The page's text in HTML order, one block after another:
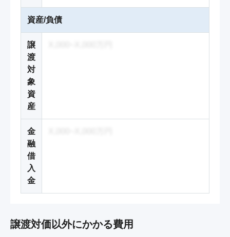
資産/負債
譲
渡
対
象
資
産
金
融
借
入
金
譲渡対価以外にかかる費用